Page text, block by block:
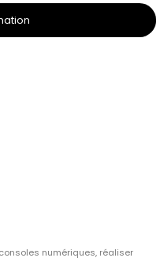
numériques, réaliser